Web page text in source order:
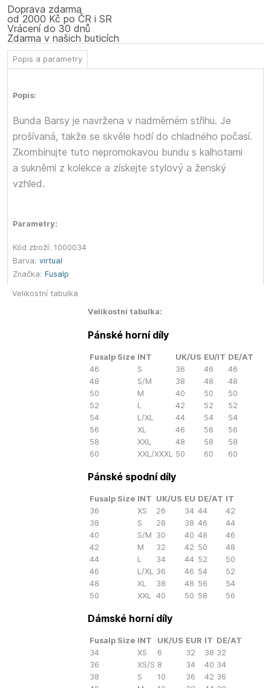
Doprava zdarma
od 2000 Kč po ČR i SR
Vrácení do 30 dnů
Zdarma v našich buticích
Popis a parametry
Popis:
Bunda Barsy je navržena v nadměrném střihu. Je
prošívaná, takže se skvěle hodí do chladného počasí.
Zkombinujte tuto nepromokavou bundu s kalhotami
a sukněmi z kolekce a získejte stylový a ženský
vzhled.
Parametry:
Kód zboží: 1000034
Barva: virtual
Značka: Fusalp
Velikostní tabulka
Velikostní tabulka:
Pánské horní díly
Fusalp Size INT UK/US EU/IT DE/AT
46
S 36 46
46
48
S/M 38 48
48
50
M 40 50
50
52
L 42 52
52
54
L/XL 44 54
54
56
XL 46 56
56
58
XXL 48 58
58
60
XXL/XXXL 50 60 60
Pánské spodní díly
Fusalp Size INT UK/US EU DE/AT IT
36
XS 26 34 44
42
38
S 28 38 46
44
40
S/M 30 40 48
46
42
M 32 42 50
48
44
L 34 44 52
50
46
L/XL 36 46 54
52
48
XL 38 48 56
54
50
XXL 40 50 58 56
Dámské horní díly
Fusalp Size INT UK/US EUR IT DE/AT
34
XS 6 32 38 32
36
XS/S 8 34 40 34
38
S 10 36 42 36